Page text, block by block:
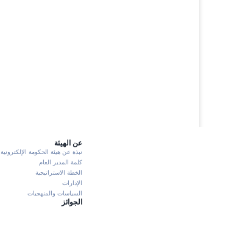
عن الهيئة
نبذة عن هيئة الحكومة الإلكترونية
كلمة المدير العام
الخطة الاستراتيجية
الإدارات
السياسات والمنهجيات
الجوائز